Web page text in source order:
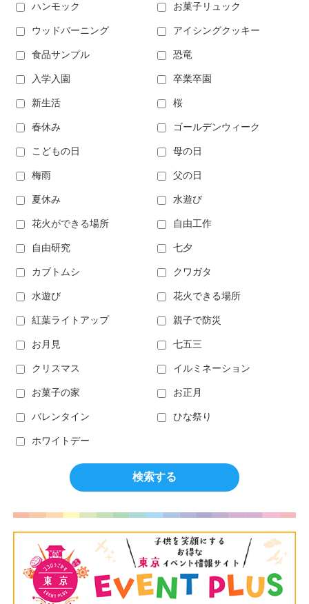
ハンモック お菓子リュック
ウッドバーニング アイシングクッキー
食品サンプル 恐竜
入学入園 卒業卒園
新生活 桜
春休み ゴールデンウィーク
こどもの日 母の日
梅雨 父の日
夏休み 水遊び
花火ができる場所 自由工作
自由研究 七夕
カブトムシ クワガタ
水遊び 花火できる場所
紅葉ライトアップ 親子で防災
お月見 七五三
クリスマス イルミネーション
お菓子の家 お正月
バレンタイン ひな祭り
ホワイトデー